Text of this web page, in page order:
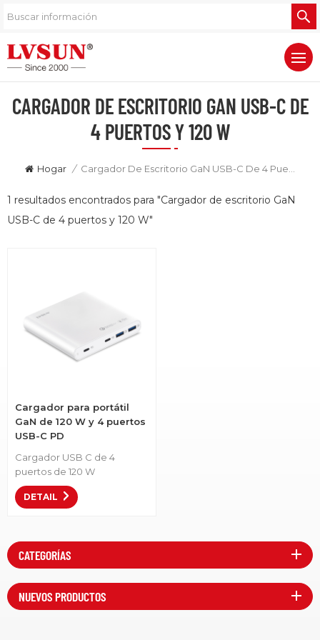
CARGADOR DE ESCRITORIO GAN USB-C DE
4 PUERTOS Y 120 W
Hogar /
1 resultados encontrados para "Cargador de escritorio GaN
USB-C de 4 puertos y 120 W"
Cargador para portátil
GaN de 120 W y 4 puertos
USB-C PD
Cargador USB C de 4
puertos de 120 W
(tecnología GaN), cargador
rápido tipo C Cargador
Está diseñado con
tecnología GaN avanzada, lo
que reduce el tamaño y la
densidad del cargador. •
Velocidad de carga USB-C
de hasta 100 W para cargar
DETAIL
CATEGORÍAS
NUEVOS PRODUCTOS